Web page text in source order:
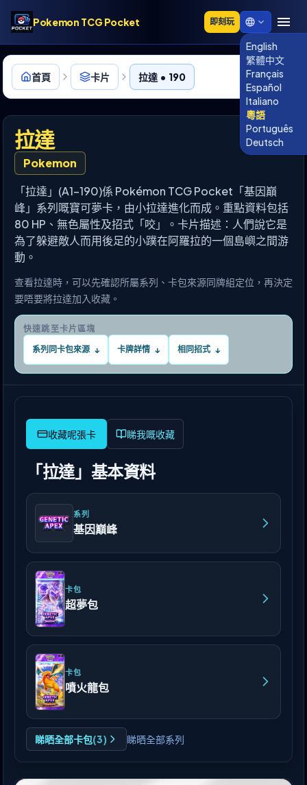
Pokemon TCG Pocket 即刻玩
English
繁體中文
Français
Español
Italiano
粵語
Português
Deutsch
首頁 卡片 拉達 • 190
拉達
Pokemon
「拉達」(A1-190)係 Pokémon TCG Pocket「基因巔
峰」系列嘅寶可夢卡，由小拉達進化而成。重點資料包括
80 HP、無色屬性及招式「咬」。卡片描述：人們說它是
為了躲避敵人而用後足的小蹼在阿羅拉的一個島嶼之間游
動。
查看拉達時，可以先確認所屬系列、卡包來源同牌組定位，再決定
要唔要將拉達加入收藏。
快速跳至卡片區塊
系列同卡包來源 ↓ 卡牌詳情 ↓ 相同招式 ↓
睇我嘅收藏
「拉達」基本資料
系列
基因巔峰
卡包
超夢包
卡包
噴火龍包
睇晒全部卡包(3) 睇晒全部系列